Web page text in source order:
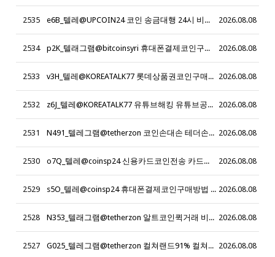
2535 e6B_텔레@UPCOIN24 코인 송금대행 24시 비트코인현금화 _n4F 2026.08.08
2534 p2K_텔래그램@bitcoinsyri 휴대폰결제코인구입 휴대폰결제매입_r2G 2026.08.08
2533 v3H_텔레@KOREATALK77 롯데상품권코인구매방법_w2T 2026.08.08
2532 z6J_텔레@KOREATALK77 유튜브해킹 유튜브공격_c1E 2026.08.08
2531 N491_텔레그램@tetherzon 코인손대손 테더손대손 비트코인손대손 코인현금화수수료 코인현금화수수료 신용카드테더구입 블랙테더코인전송 블랙테더코인구입 2026.08.08
2530 o7Q_텔레@coinsp24 신용카드코인전송 카드코인구매_n5Z 2026.08.08
2529 s5O_텔레@coinsp24 휴대폰결제코인구매방법 휴대폰결제테더구매_u0L 2026.08.08
2528 N353_텔래그램@tetherzon 알트코인퀵거래 비트코인환전 2026.08.08
2527 G025_텔레그램@tetherzon 컬쳐랜드91% 컬쳐랜드현금화91% 2026.08.08